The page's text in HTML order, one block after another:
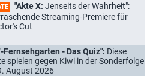
"Akte X: Jenseits der Wahrheit":
Streaming-Premiere für
Cut
Fernsehgarten - Das Quiz": Diese
spielen gegen Kiwi in der Sonderfolge
August 2026